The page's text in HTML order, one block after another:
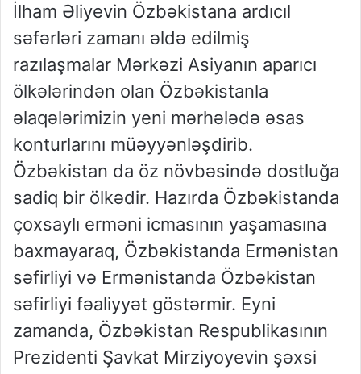
İlham Əliyevin Özbəkistana ardıcıl
səfərləri zamanı əldə edilmiş
razılaşmalar Mərkəzi Asiyanın aparıcı
ölkələrindən olan Özbəkistanla
əlaqələrimizin yeni mərhələdə əsas
konturlarını müəyyənləşdirib.
Özbəkistan da öz növbəsində dostluğa
sadiq bir ölkədir. Hazırda Özbəkistanda
çoxsaylı erməni icmasının yaşamasına
baxmayaraq, Özbəkistanda Ermənistan
səfirliyi və Ermənistanda Özbəkistan
səfirliyi fəaliyyət göstərmir. Eyni
zamanda, Özbəkistan Respublikasının
Prezidenti Şavkat Mirziyoyevin şəxsi